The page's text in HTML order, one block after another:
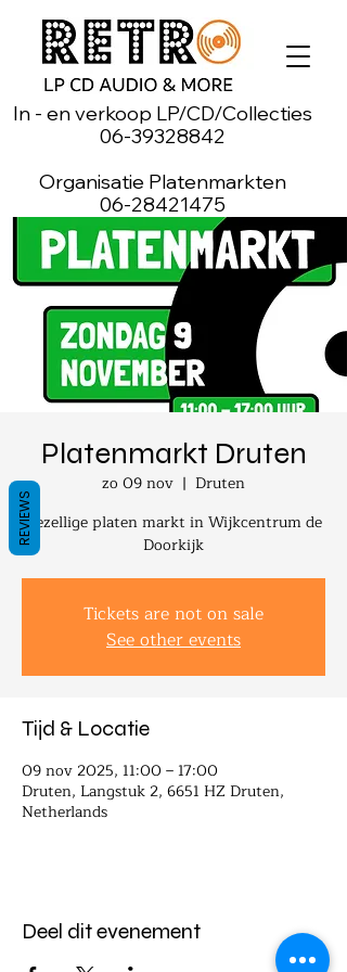
In - en verkoop LP/CD/Collecties
06-39328842
Organisatie Platenmarkten
06-28421475
Platenmarkt Druten
zo 09 nov
  |
Druten
Gezellige platen markt in Wijkcentrum de
Doorkijk
Tickets are not on sale
See other events
Tijd & Locatie
09 nov 2025, 11:00 – 17:00
Druten, Langstuk 2, 6651 HZ Druten,
Netherlands
Deel dit evenement
REVIEWS